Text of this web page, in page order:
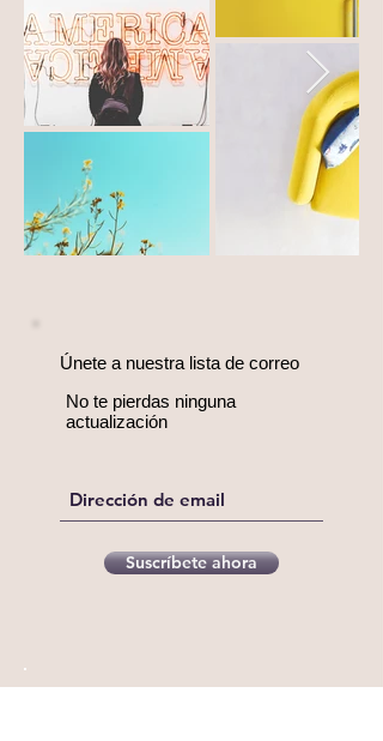
Únete a nuestra lista de correo
No te pierdas ninguna
actualización
Suscríbete ahora